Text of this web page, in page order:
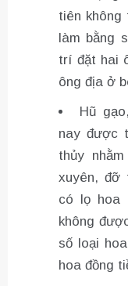
tiên không
làm bằng
trí đặt hai
ông địa ở
Hũ
nay được
thủy
xuyên, đỡ
có lọ hoa
không
số loại
hoa đồng